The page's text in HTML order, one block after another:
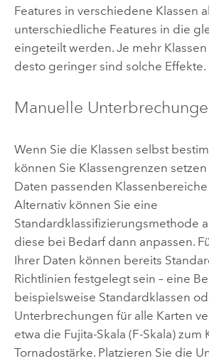
Features in verschiedene Klassen
unterschiedliche Features in die
eingeteilt werden. Je mehr
desto geringer sind solche Effekte.
Manuelle
Wenn Sie die Klassen selbst
können Sie Klassengrenzen
Daten passenden
Alternativ können Sie eine
Standardklassifizierungsmethode
diese bei Bedarf dann anpassen.
Ihrer Daten können bereits
Richtlinien festgelegt sein – eine
beispielsweise Standardklassen
Unterbrechungen für alle Karten
etwa die Fujita-Skala (F-Skala) zum
Tornadostärke. Platzieren Sie die